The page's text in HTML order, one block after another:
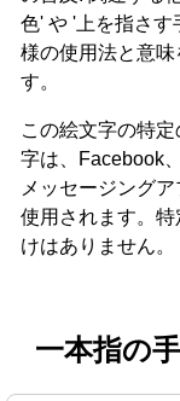
色' や '上を指さす
様の使用法と意
す。
この絵文字の特
字は、Facebook
メッセージング
使用されます。
けはありません。
一本指の